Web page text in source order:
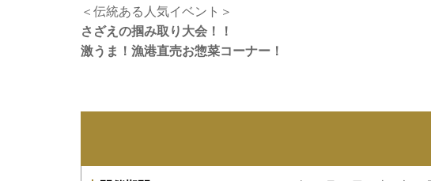
＜伝統ある人気イベント＞
さざえの掴み取り大会！！
激うま！漁港直売お惣菜コーナー！